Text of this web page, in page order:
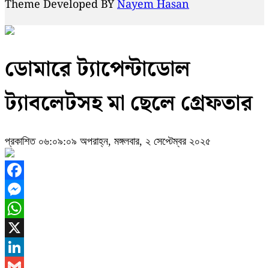
Theme Developed BYNayem Hasan
ডোমারে ট্যাপেন্টাডোল
ট্যাবলেটসহ মা ছেলে গ্রেফতার
প্রকাশিত ০৬:০৯:০৯ অপরাহ্ন, মঙ্গলবার, ২ সেপ্টেম্বর ২০২৫
Facebook
Messenger
WhatsApp
X